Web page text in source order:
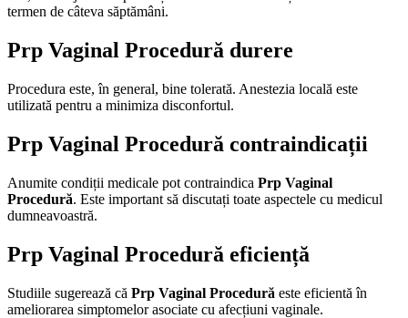
termen de câteva săptămâni.
Prp Vaginal Procedură durere
Procedura este, în general, bine tolerată. Anestezia locală este
utilizată pentru a minimiza disconfortul.
Prp Vaginal Procedură contraindicații
Anumite condiții medicale pot contraindica Prp Vaginal
Procedură. Este important să discutați toate aspectele cu medicul
dumneavoastră.
Prp Vaginal Procedură eficiență
Studiile sugerează că Prp Vaginal Procedură este eficientă în
ameliorarea simptomelor asociate cu afecțiuni vaginale.